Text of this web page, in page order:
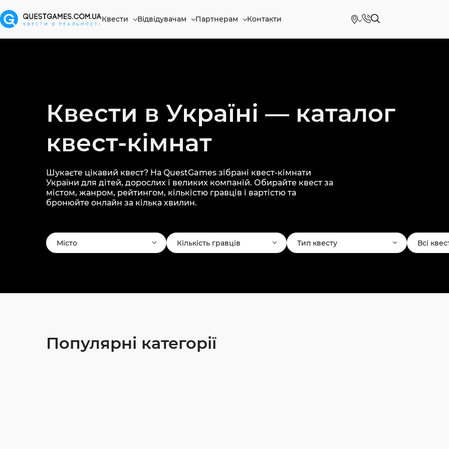
Квести Відвідувачам Партнерам Контакти
Квести в Україні — каталог
квест-кімнат
Шукаєте цікавий квест? На QuestGames зібрані квест-кімнати
України для дітей, дорослих і великих компаній. Обирайте квест за
містом, жанром, рейтингом, кількістю гравців і вартістю та
бронюйте онлайн за кілька хвилин.
Місто Кількість гравців Тип квесту Всі
Популярні категорії